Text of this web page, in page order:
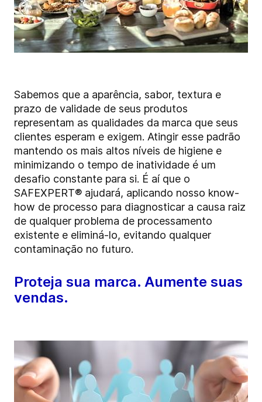
Sabemos que a aparência, sabor, textura e
prazo de validade de seus produtos
representam as qualidades da marca que seus
clientes esperam e exigem. Atingir esse padrão
mantendo os mais altos níveis de higiene e
minimizando o tempo de inatividade é um
desafio constante para si. É aí que o
SAFEXPERT® ajudará, aplicando nosso know-
how de processo para diagnosticar a causa raiz
de qualquer problema de processamento
existente e eliminá-lo, evitando qualquer
contaminação no futuro.
Proteja sua marca. Aumente suas
vendas.